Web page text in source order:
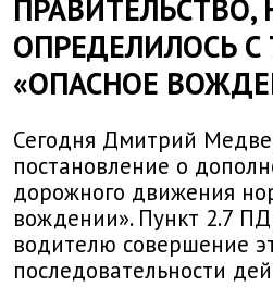
ПРАВИТЕЛЬСТВО,
ОПРЕДЕЛИЛОСЬ
«ОПАСНОЕ
Сегодня Дмитрий
постановление о
дорожного движения
вождении». Пункт 2.7
водителю совершение
последовательности